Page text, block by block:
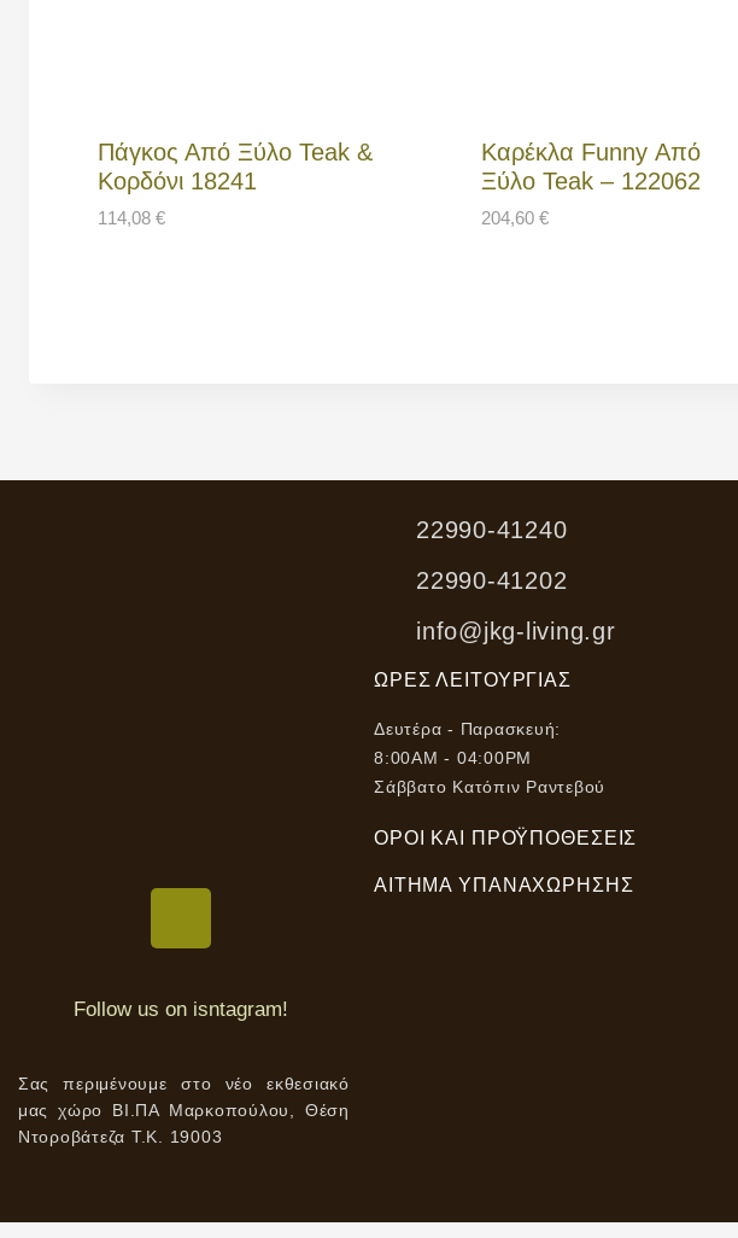
Πάγκος Από Ξύλο Teak &
Κορδόνι 18241
114,08 €
Καρέκλα Funny Από
Ξύλο Teak – 122062
204,60 €
Follow us on isntagram!
Σας περιμένουμε στο νέο εκθεσιακό
μας χώρο ΒΙ.ΠΑ Μαρκοπούλου, Θέση
Ντοροβάτεζα Τ.Κ. 19003
22990-41240
22990-41202
info@jkg-living.gr
ΏΡΕΣ ΛΕΙΤΟΥΡΓΊΑΣ
Δευτέρα - Παρασκευή:
8:00AM - 04:00PM
Σάββατο Κατόπιν Ραντεβού
ΌΡΟΙ ΚΑΙ ΠΡΟΫΠΟΘΈΣΕΙΣ
ΑΊΤΗΜΑ ΥΠΑΝΑΧΏΡΗΣΗΣ